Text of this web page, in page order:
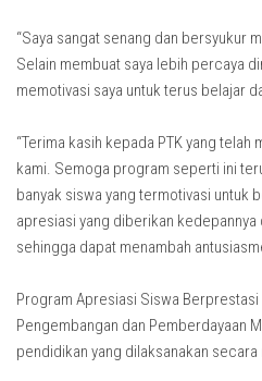
“Saya sangat senang dan bersyukur
Selain membuat saya lebih percaya
memotivasi saya untuk terus belajar
“Terima kasih kepada PTK yang
kami. Semoga program seperti ini
banyak siswa yang termotivasi untuk
apresiasi yang diberikan kedepannya
sehingga dapat menambah
Program Apresiasi Siswa
Pengembangan dan Pemberdayaan
pendidikan yang dilaksanakan secara